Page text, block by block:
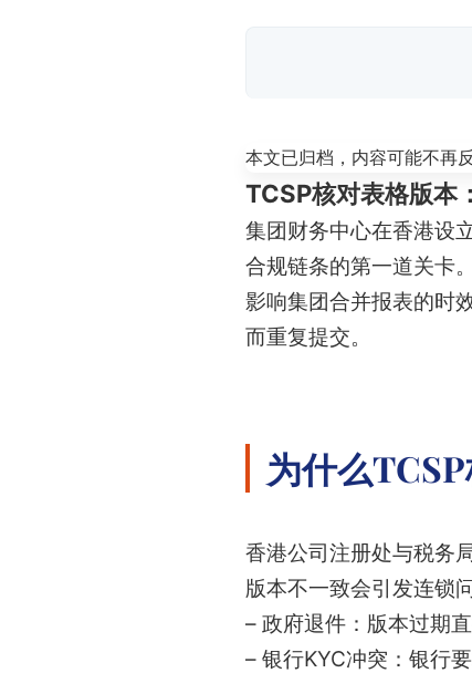
本文已归档，内容可能不再
TCSP核对表格版本
集团财务中心在香港设
合规链条的第一道关卡
影响集团合并报表的时
而重复提交。
为什么
香港公司注册处与税务
版本不一致会引发连锁
– 政府退件：版本过期
– 银行KYC冲突：银行